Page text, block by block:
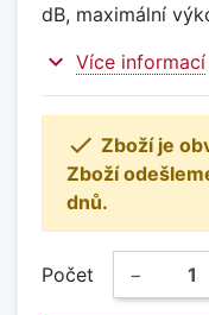
dB, maximální
expand_more Více informací
 Zboží je
Zboží
dnů.
Počet −